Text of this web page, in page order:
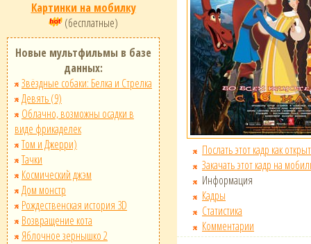
Картинки на мобилку
(бесплатные)
Новые мультфильмы в базе
данных:
Звёздные собаки: Белка и Стрелка
Девять (9)
Облачно, возможны осадки в
виде фрикаделек
Том и Джерри)
Тачки
Космический джэм
Дом монстр
Рождественская история 3D
Возвращение кота
Яблочное зернышко 2
Послать этот кадр как
Закачать этот кадр на
Информация
Кадры
Статистика
Комментарии